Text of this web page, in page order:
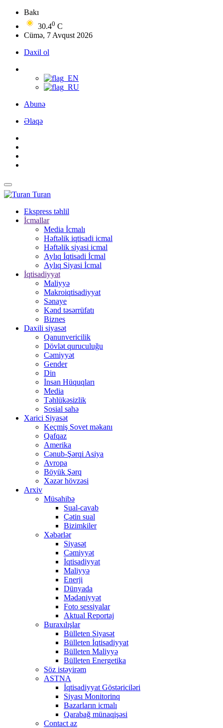
Bakı
30.40 C
Cümə, 7 Avqust 2026
Daxil ol
Abunə
Əlaqə
Turan
Ekspress təhlil
İcmallar
Media İcmalı
Həftəlik iqtisadi icmal
Həftəlik siyasi icmal
Aylıq İqtisadi İcmal
Aylıq Siyasi İcmal
İqtisadiyyat
Maliyyə
Makroiqtisadiyyat
Sənaye
Kənd təsərrüfatı
Biznes
Daxili siyasət
Qanunvericilik
Dövlət quruculuğu
Cəmiyyət
Gender
Din
İnsan Hüquqları
Media
Təhlükəsizlik
Sosial sahə
Xarici Siyasət
Keçmiş Sovet məkanı
Qafqaz
Amerika
Cənub-Şərqi Asiya
Avropa
Böyük Şərq
Xəzər hövzəsi
Arxiv
Müsahibə
Sual-cavab
Çətin sual
Bizimkiler
Xəbərlər
Siyasət
Cəmiyyət
İqtisadiyyat
Maliyyə
Enerji
Dünyada
Mədəniyyət
Foto sessiyalar
Aktual Reportaj
Buraxılışlar
Bülleten Siyasət
Bülleten İqtisadiyyat
Bülleten Maliyyə
Bülleten Energetika
Söz istəyirəm
ASTNA
İqtisadiyyat Göstəriciləri
Siyası Monitorinq
Bazarların icmalı
Qarabağ münaqişəsi
Contact az